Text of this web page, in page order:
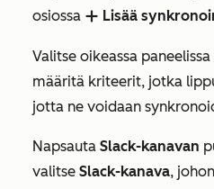
osiossa add Lisää
Valitse oikeassa
määritä kriteerit, jotka
jotta ne voidaan
Napsauta Slack-kanavan
valitse Slack-kanava,